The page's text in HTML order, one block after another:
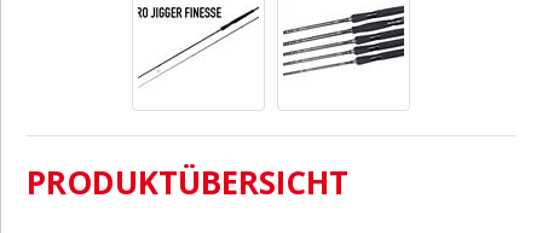
PRODUKTÜBERSICHT